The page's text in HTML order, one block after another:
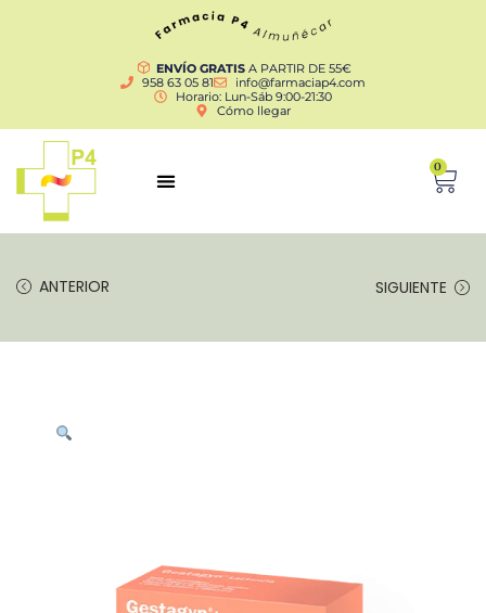
ENVÍO GRATIS A PARTIR DE 55€
958 63 05 81
info@farmaciap4.com
Horario: Lun-Sáb 9:00-21:30
Cómo llegar
0
ANTERIOR SIGUIENTE